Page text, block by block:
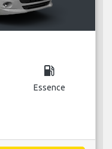
local_gas_station
Essence